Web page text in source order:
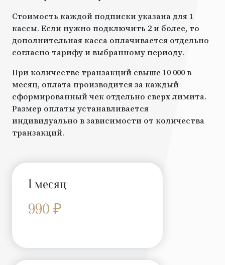
Стоимость каждой подписки указана для 1
кассы. Если нужно подключить 2 и более, то
дополнительная касса оплачивается отдельно
согласно тарифу и выбранному периоду.
При количестве транзакций свыше 10 000 в
месяц, оплата производится за каждый
сформированный чек отдельно сверх лимита.
Размер оплаты устанавливается
индивидуально в зависимости от количества
транзакций.
1 месяц
990 ₽